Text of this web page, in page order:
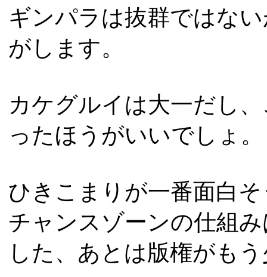
ギンパラは抜群ではな
がします。
カケグルイは大一だし
ったほうがいいでしょ。
ひきこまりが一番面白
チャンスゾーンの仕組
した、あとは版権がも